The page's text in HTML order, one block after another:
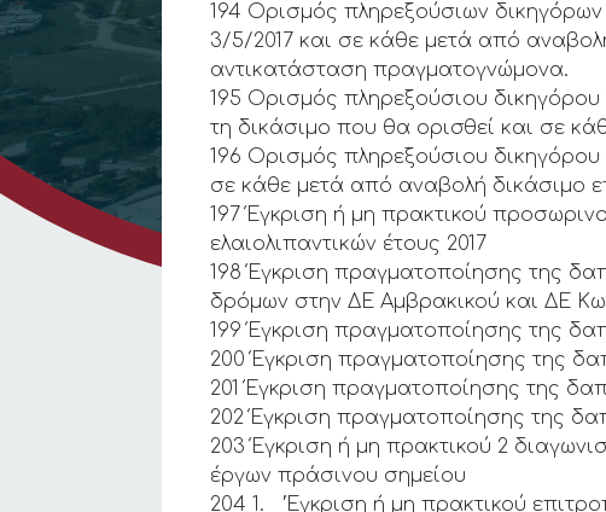
194 Ορισμός πληρεξούσιων
3/5/2017 και σε κάθε μετά από
αντικατάσταση πραγματογνώμονα.
195 Ορισμός πληρεξούσιου
τη δικάσιμο που θα ορισθεί και σε
196 Ορισμός πληρεξούσιου
σε κάθε μετά από αναβολή δικάσιμο
197 Έγκριση ή μη πρακτικού
ελαιολιπαντικών έτους 2017
198 Έγκριση πραγματοποίησης της
δρόμων στην ΔΕ Αμβρακικού και ΔΕ
199 Έγκριση πραγματοποίησης της
200 Έγκριση πραγματοποίησης της
201 Έγκριση πραγματοποίησης της
202 Έγκριση πραγματοποίησης της
203 Έγκριση ή μη πρακτικού 2
έργων πράσινου σημείου
204 1. ‘Έγκριση ή μη πρακτικού